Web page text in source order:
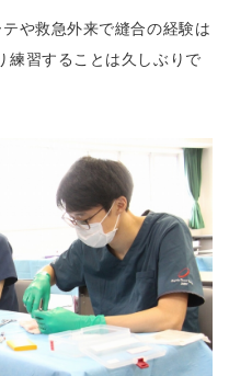
や救急外来で縫合の経験は
練習することは久しぶりで